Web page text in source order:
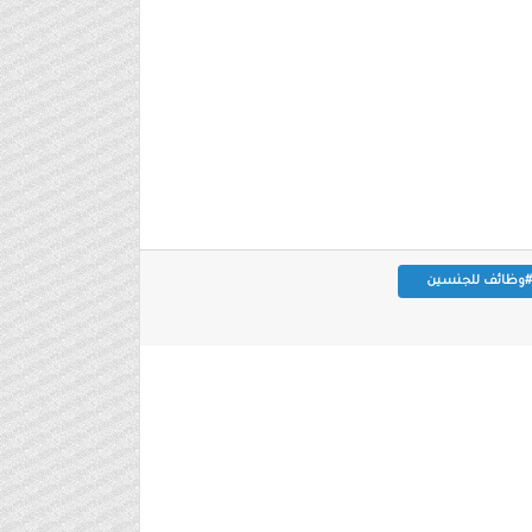
#وظائف للجنسين